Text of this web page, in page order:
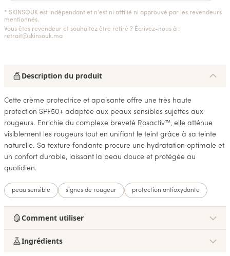
* SKINSOUK est indépendant et n'est ni affilié ni approuvé par les revendeurs
mentionnés.
Vous êtes revendeur et souhaitez être retiré ? Écrivez-nous à :
retrait@skinsouk.ma
Description du produit
Cette crème protectrice et apaisante offre une très haute
protection SPF50+ adaptée aux peaux sensibles sujettes aux
rougeurs. Enrichie du complexe breveté Rosactiv™, elle atténue
visiblement les rougeurs tout en unifiant le teint grâce à sa teinte
naturelle. Sa texture fondante procure une hydratation optimale et
un confort durable, laissant la peau douce et protégée au
quotidien.
peau sensible signes de rougeur protection antioxydante
Comment utiliser
Ingrédients